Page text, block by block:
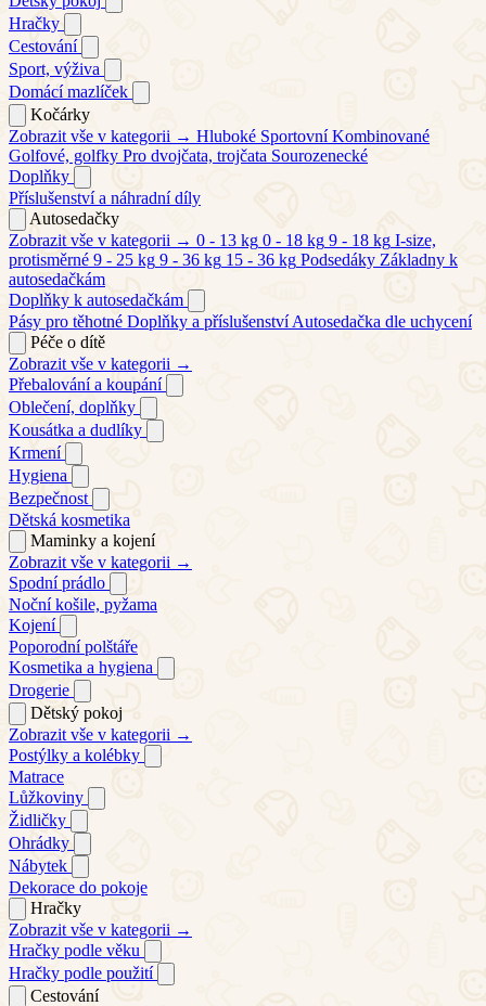
Hračky
Cestování
Sport, výživa
Domácí mazlíček
Kočárky
Zobrazit vše v kategorii → Hluboké Sportovní Kombinované
Golfové, golfky Pro dvojčata, trojčata Sourozenecké
Doplňky
Příslušenství a náhradní díly
Autosedačky
Zobrazit vše v kategorii → 0 - 13 kg 0 - 18 kg 9 - 18 kg I-size,
protisměrné 9 - 25 kg 9 - 36 kg 15 - 36 kg Podsedáky Základny k
autosedačkám
Doplňky k autosedačkám
Pásy pro těhotné Doplňky a příslušenství Autosedačka dle uchycení
Péče o dítě
Zobrazit vše v kategorii →
Přebalování a koupání
Oblečení, doplňky
Kousátka a dudlíky
Krmení
Hygiena
Bezpečnost
Dětská kosmetika
Maminky a kojení
Zobrazit vše v kategorii →
Spodní prádlo
Noční košile, pyžama
Kojení
Poporodní polštáře
Kosmetika a hygiena
Drogerie
Dětský pokoj
Zobrazit vše v kategorii →
Postýlky a kolébky
Matrace
Lůžkoviny
Židličky
Ohrádky
Nábytek
Dekorace do pokoje
Hračky
Zobrazit vše v kategorii →
Hračky podle věku
Hračky podle použití
Cestování